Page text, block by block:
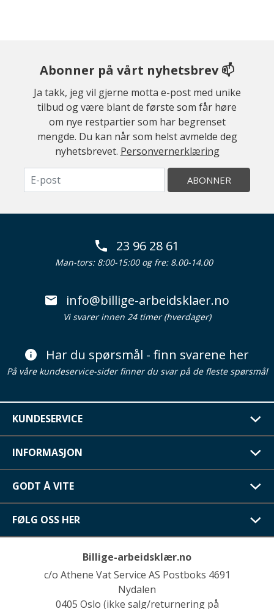
Abonner på vårt nyhetsbrev 📫
Ja takk, jeg vil gjerne motta e-post med unike
tilbud og være blant de første som får høre
om nye restpartier som har begrenset
mengde. Du kan når som helst avmelde deg
nyhetsbrevet. Personvernerklæring
ABONNER
23 96 28 61
Man-tors: 8:00-15:00 og fre: 8.00-14.00
info@billige-arbeidsklaer.no
Vi svarer innen 24 timer (hverdager)
Har du spørsmål - finn svarene her
På våre kundeservice-sider finner du svar på de fleste spørsmål
KUNDESERVICE
INFORMASJON
GODT Å VITE
FØLG OSS HER
Billige-arbeidsklær.no
c/o Athene Vat Service AS Postboks 4691
Nydalen
0405 Oslo (ikke salg/returnering på